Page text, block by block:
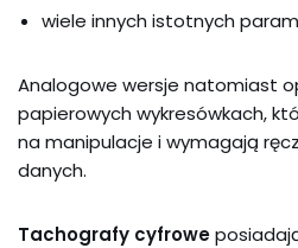
wiele innych istotnych
Analogowe wersje natomiast
papierowych wykresówkach,
na manipulacje i wymagają
danych.
Tachografy cyfrowe